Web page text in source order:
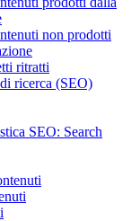
non prodotti
ritratti
ricerca (SEO)
SEO: Search